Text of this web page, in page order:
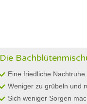
Die
Eine friedliche Nachtruhe
Weniger zu grübeln und
Sich weniger Sorgen